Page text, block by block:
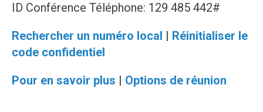
ID Conférence Téléphone: 129 485 442#
Rechercher un numéro local | Réinitialiser le
code confidentiel
Pour en savoir plus | Options de réunion